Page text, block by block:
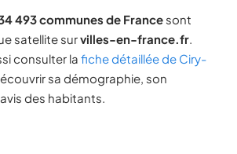
493 communes de France sont
satellite survilles-en-france.fr.
consulter la fiche détaillée de Ciry-
sa démographie, son
des habitants.